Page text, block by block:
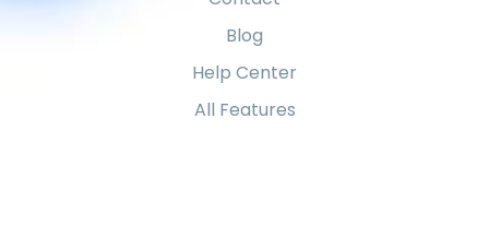
Blog
Help Center
All Features